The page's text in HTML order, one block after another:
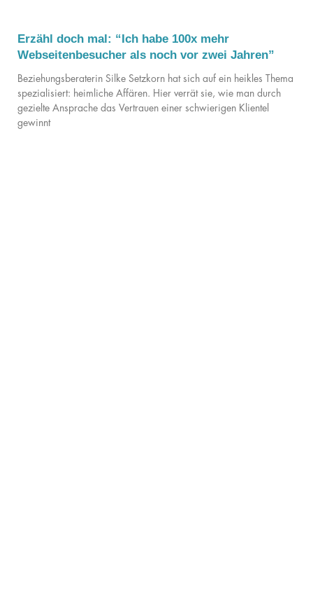
Erzähl doch mal: “Ich habe 100x mehr
Webseitenbesucher als noch vor zwei Jahren”
Beziehungsberaterin Silke Setzkorn hat sich auf ein heikles Thema
spezialisiert: heimliche Affären. Hier verrät sie, wie man durch
gezielte Ansprache das Vertrauen einer schwierigen Klientel
gewinnt